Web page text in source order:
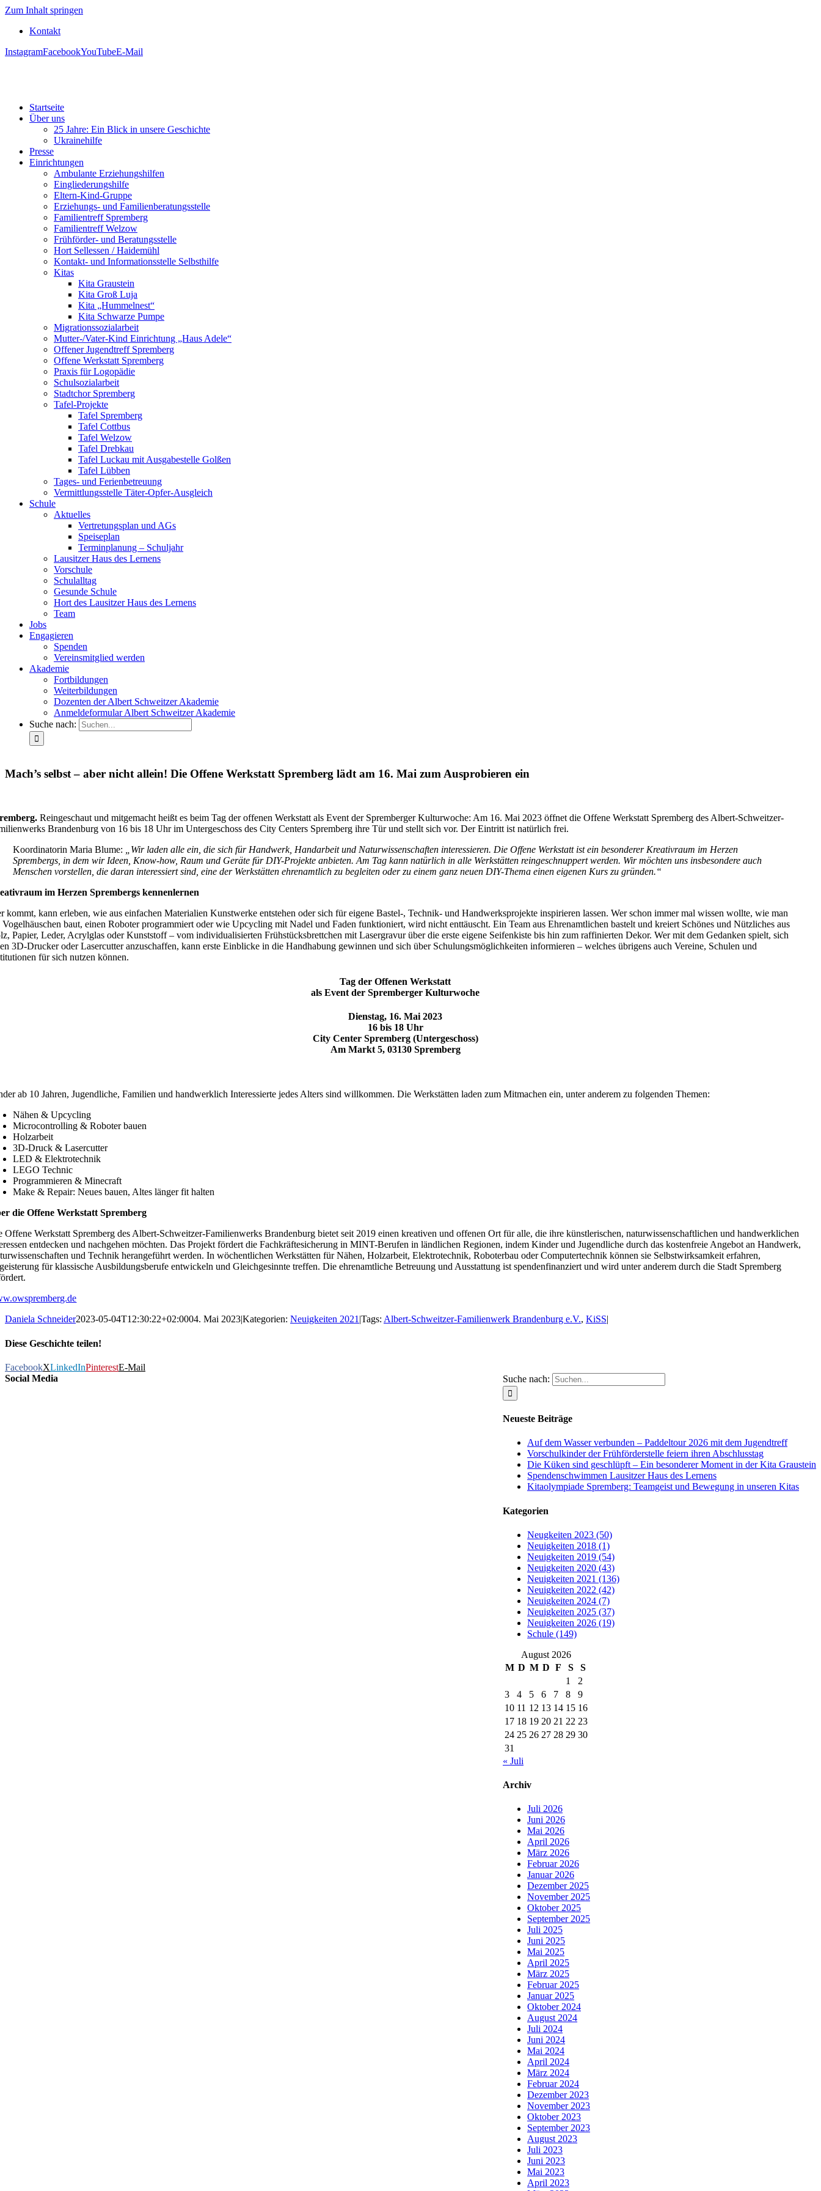
Zum Inhalt springen
Kontakt
InstagramFacebookYouTubeE-Mail
Startseite
Über uns
25 Jahre: Ein Blick in unsere Geschichte
Ukrainehilfe
Presse
Einrichtungen
Ambulante Erziehungshilfen
Eingliederungshilfe
Eltern-Kind-Gruppe
Erziehungs- und Familienberatungsstelle
Familientreff Spremberg
Familientreff Welzow
Frühförder- und Beratungsstelle
Hort Sellessen / Haidemühl
Kontakt- und Informationsstelle Selbsthilfe
Kitas
Kita Graustein
Kita Groß Luja
Kita „Hummelnest“
Kita Schwarze Pumpe
Migrationssozialarbeit
Mutter-/Vater-Kind Einrichtung „Haus Adele“
Offener Jugendtreff Spremberg
Offene Werkstatt Spremberg
Praxis für Logopädie
Schulsozialarbeit
Stadtchor Spremberg
Tafel-Projekte
Tafel Spremberg
Tafel Cottbus
Tafel Welzow
Tafel Drebkau
Tafel Luckau mit Ausgabestelle Golßen
Tafel Lübben
Tages- und Ferienbetreuung
Vermittlungsstelle Täter-Opfer-Ausgleich
Schule
Aktuelles
Vertretungsplan und AGs
Speiseplan
Terminplanung – Schuljahr
Lausitzer Haus des Lernens
Vorschule
Schulalltag
Gesunde Schule
Hort des Lausitzer Haus des Lernens
Team
Jobs
Engagieren
Spenden
Vereinsmitglied werden
Akademie
Fortbildungen
Weiterbildungen
Dozenten der Albert Schweitzer Akademie
Anmeldeformular Albert Schweitzer Akademie
Suche nach:
Mach’s selbst – aber nicht allein! Die Offene Werkstatt Spremberg lädt am 16. Mai zum Ausprobieren ein
Reingeschaut und mitgemacht heißt es beim Tag der offenen Werkstatt als Event der Spremberger Kulturwoche: Am 16. Mai 2023 öffnet die Offene Werkstatt Spremberg des Albert-Schweitzer-
Brandenburg von 16 bis 18 Uhr im Untergeschoss des City Centers Spremberg ihre Tür und stellt sich vor. Der Eintritt ist natürlich frei.
Koordinatorin Maria Blume: „Wir laden alle ein, die sich für Handwerk, Handarbeit und Naturwissenschaften interessieren. Die Offene Werkstatt ist ein besonderer Kreativraum im Herzen
Sprembergs, in dem wir Ideen, Know-how, Raum und Geräte für DIY-Projekte anbieten. Am Tag kann natürlich in alle Werkstätten reingeschnuppert werden. Wir möchten uns insbesondere auch
Menschen vorstellen, die daran interessiert sind, eine der Werkstätten ehrenamtlich zu begleiten oder zu einem ganz neuen DIY-Thema einen eigenen Kurs zu gründen.“
im Herzen Sprembergs kennenlernen
kommt, kann erleben, wie aus einfachen Materialien Kunstwerke entstehen oder sich für eigene Bastel-, Technik- und Handwerksprojekte inspirieren lassen. Wer schon immer mal wissen wollte, wie man
Vogelhäuschen baut, einen Roboter programmiert oder wie Upcycling mit Nadel und Faden funktioniert, wird nicht enttäuscht. Ein Team aus Ehrenamtlichen bastelt und kreiert Schönes und Nützliches aus
Papier, Leder, Acrylglas oder Kunststoff – vom individualisierten Frühstücksbrettchen mit Lasergravur über die erste eigene Seifenkiste bis hin zum raffinierten Dekor. Wer mit dem Gedanken spielt, sich
3D-Drucker oder Lasercutter anzuschaffen, kann erste Einblicke in die Handhabung gewinnen und sich über Schulungsmöglichkeiten informieren – welches übrigens auch Vereine, Schulen und
für sich nutzen können.
Tag der Offenen Werkstatt
als Event der Spremberger Kulturwoche
Dienstag, 16. Mai 2023
16 bis 18 Uhr
City Center Spremberg (Untergeschoss)
Am Markt 5, 03130 Spremberg
ab 10 Jahren, Jugendliche, Familien und handwerklich Interessierte jedes Alters sind willkommen. Die Werkstätten laden zum Mitmachen ein, unter anderem zu folgenden Themen:
Nähen & Upcycling
Microcontrolling & Roboter bauen
Holzarbeit
3D-Druck & Lasercutter
LED & Elektrotechnik
LEGO Technic
Programmieren & Minecraft
Make & Repair: Neues bauen, Altes länger fit halten
die Offene Werkstatt Spremberg
Offene Werkstatt Spremberg des Albert-Schweitzer-Familienwerks Brandenburg bietet seit 2019 einen kreativen und offenen Ort für alle, die ihre künstlerischen, naturwissenschaftlichen und handwerklichen
entdecken und nachgehen möchten. Das Projekt fördert die Fachkräftesicherung in MINT-Berufen in ländlichen Regionen, indem Kinder und Jugendliche durch das kostenfreie Angebot an Handwerk,
und Technik herangeführt werden. In wöchentlichen Werkstätten für Nähen, Holzarbeit, Elektrotechnik, Roboterbau oder Computertechnik können sie Selbstwirksamkeit erfahren,
für klassische Ausbildungsberufe entwickeln und Gleichgesinnte treffen. Die ehrenamtliche Betreuung und Ausstattung ist spendenfinanziert und wird unter anderem durch die Stadt Spremberg
Daniela Schneider2023-05-04T12:30:22+02:0004. Mai 2023|Kategorien: Neuigkeiten 2021 |Tags: Albert-Schweitzer-Familienwerk Brandenburg e.V., KiSS|
Diese Geschichte teilen!
FacebookXLinkedInPinterestE-Mail
Suche nach:
Neueste Beiträge
Auf dem Wasser verbunden – Paddeltour 2026 mit dem Jugendtreff
Vorschulkinder der Frühförderstelle feiern ihren Abschlusstag
Die Küken sind geschlüpft – Ein besonderer Moment in der Kita Graustein
Spendenschwimmen Lausitzer Haus des Lernens
Kitaolympiade Spremberg: Teamgeist und Bewegung in unseren Kitas
Kategorien
Neugkeiten 2023 (50)
Neuigkeiten 2018 (1)
Neuigkeiten 2019 (54)
Neuigkeiten 2020 (43)
Neuigkeiten 2021 (136)
Neuigkeiten 2022 (42)
Neuigkeiten 2024 (7)
Neuigkeiten 2025 (37)
Neuigkeiten 2026 (19)
Schule (149)
August 2026
M D M D F S
S
1
2
3
4 5 6 7 8
9
10 11 12 13 14 15 16
17 18 19 20 21 22 23
24 25 26 27 28 29 30
31
« Juli
Archiv
Juli 2026
Juni 2026
Mai 2026
April 2026
März 2026
Februar 2026
Januar 2026
Dezember 2025
November 2025
Oktober 2025
September 2025
Juli 2025
Juni 2025
Mai 2025
April 2025
März 2025
Februar 2025
Januar 2025
Oktober 2024
August 2024
Juli 2024
Juni 2024
Mai 2024
April 2024
März 2024
Februar 2024
Dezember 2023
November 2023
Oktober 2023
September 2023
August 2023
Juli 2023
Juni 2023
Mai 2023
April 2023
Social Media